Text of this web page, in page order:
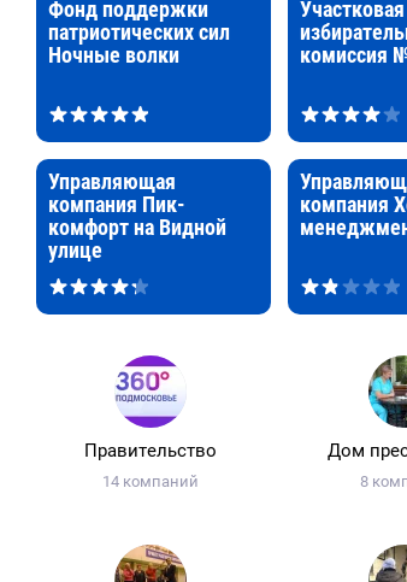
Фонд поддержки
патриотических сил
Ночные волки
Участковая
комиссия
Управляющая
компания Пик-
комфорт на Видной
улице
компания
Правительство
14 компаний
Дом
8